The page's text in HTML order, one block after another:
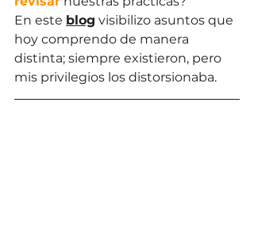
En este blog visibilizo asuntos que
hoy comprendo de manera
distinta; siempre existieron, pero
mis privilegios los distorsionaba.